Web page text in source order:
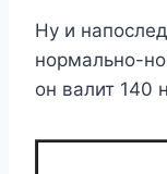
Ну и
нормально-
он валит 140